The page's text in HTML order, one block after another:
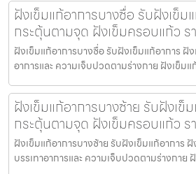
ฝังเข็มแก้อาการบางซื่อ รับฝังเข็ม
กระตุ้นตามจุด ฝังเข็มครอบแก้ว ร
ฝังเข็มแก้อาการบางซื่อ รับฝังเข็มแก้อาการ ฝั
อาการและ ความเจ็บปวดตามร่างกาย ฝังเข็มแ
ฝังเข็มแก้อาการบางซ้าย รับฝังเข็
กระตุ้นตามจุด ฝังเข็มครอบแก้ว ร
ฝังเข็มแก้อาการบางซ้าย รับฝังเข็มแก้อาการ
บรรเทาอาการและ ความเจ็บปวดตามร่างกาย